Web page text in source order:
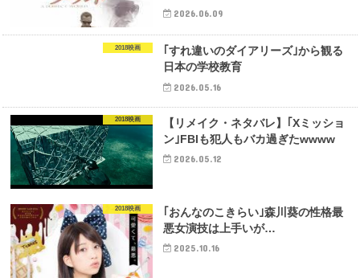
2026.06.09
2018映画
｢すれ違いのダイアリーズ｣から観る
日本の学校教育
2026.05.16
2018映画
【リメイク・ネタバレ】｢Xミッショ
ン｣FBIも犯人もバカ過ぎたwwww
2026.05.12
2018映画
｢おんなのこきらい｣森川葵の性格最
悪女演技は上手いが…
2025.10.16